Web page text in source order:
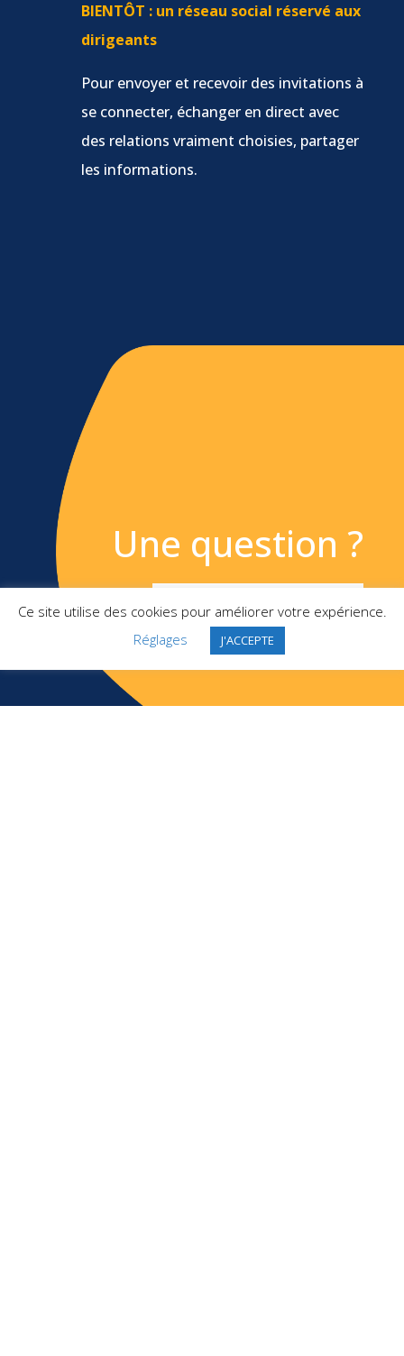
BIENTÔT : un réseau social réservé aux
dirigeants
Pour envoyer et recevoir des invitations à
se connecter, échanger en direct avec
des relations vraiment choisies, partager
les informations.
Une question ?
APPELEZ-NOUS
Ce site utilise des cookies pour améliorer votre expérience.
Réglages
J'ACCEPTE